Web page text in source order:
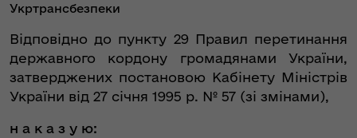
Укртрансбезпеки
Відповідно до пункту 29 Правил перетинання
державного кордону громадянами України,
затверджених постановою Кабінету Міністрів
України від 27 січня 1995 р. № 57 (зі змінами),
н а к а з у ю: